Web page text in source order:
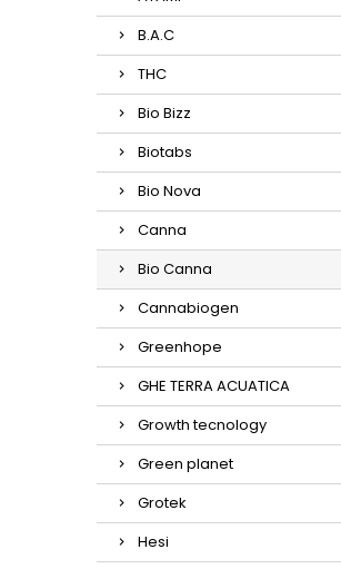
B.A.C
THC
Bio Bizz
Biotabs
Bio Nova
Canna
Bio Canna
Cannabiogen
Greenhope
GHE TERRA ACUATICA
Growth tecnology
Green planet
Grotek
Hesi